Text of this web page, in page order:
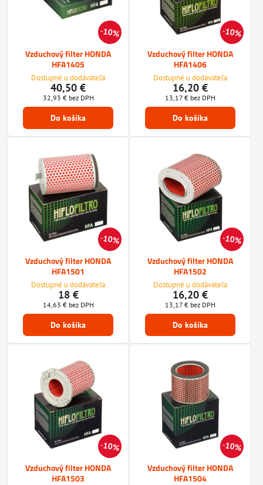
10%
Vzduchový filter HONDA
HFA1405
Dostupné u dodávateľa
40,50 €
32,93 € bez DPH
Do košíka
10%
Vzduchový filter HONDA
HFA1406
Dostupné u dodávateľa
16,20 €
13,17 € bez DPH
Do košíka
10%
Vzduchový filter HONDA
HFA1501
Dostupné u dodávateľa
18 €
14,63 € bez DPH
Do košíka
10%
Vzduchový filter HONDA
HFA1502
Dostupné u dodávateľa
16,20 €
13,17 € bez DPH
Do košíka
10%
Vzduchový filter HONDA
HFA1503
10%
Vzduchový filter HONDA
HFA1504